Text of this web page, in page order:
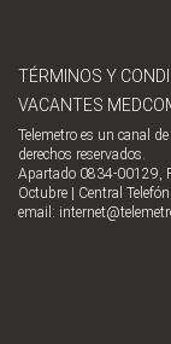
TÉRMINOS Y
VACANTES
Telemetro es un canal
derechos reservados.
Apartado 0834-00129,
Octubre | Central
email: